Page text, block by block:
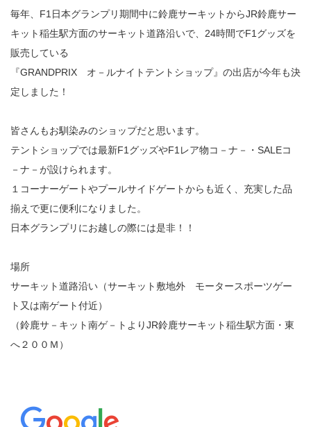
毎年、F1日本グランプリ期間中に鈴鹿サーキットからJR鈴鹿サー
キット稲生駅方面のサーキット道路沿いで、24時間でF1グッズを
販売している
『GRANDPRIX オ－ルナイトテントショップ』の出店が今年も決
定しました！
皆さんもお馴染みのショップだと思います。
テントショップでは最新F1グッズやF1レア物コ－ナ－・SALEコ
－ナ－が設けられます。
１コーナーゲートやプールサイドゲートからも近く、充実した品
揃えで更に便利になりました。
日本グランプリにお越しの際には是非！！
場所
サーキット道路沿い（サーキット敷地外 モータースポーツゲー
ト又は南ゲート付近）
（鈴鹿サ－キット南ゲ－トよりJR鈴鹿サーキット稲生駅方面・東
へ２００Ｍ）